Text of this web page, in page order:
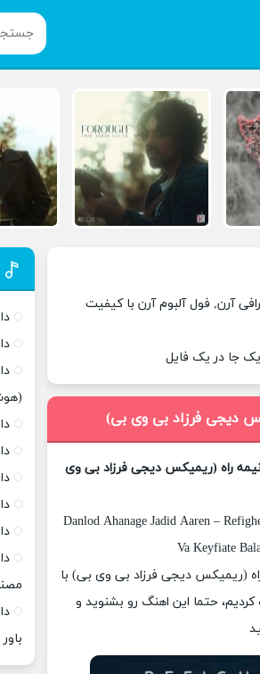
آرن, فول آلبوم آرن با کیفیت
جا در یک فایل
دیجی فرزاد بی وی بی)
راه (ریمیکس دیجی فرزاد بی وی
Danlod Ahanage Jadid Aaren –
Va Keyfiate
راه (ریمیکس دیجی فرزاد بی وی بی) با
حتما این اهنگ رو بشنوید و